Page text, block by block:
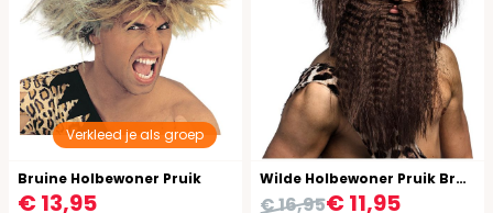
Verkleed je als groep
Bruine Holbewoner Pruik
€ 13,95
Wilde Holbewoner Pruik Bruin
€ 11,95
€ 16,95